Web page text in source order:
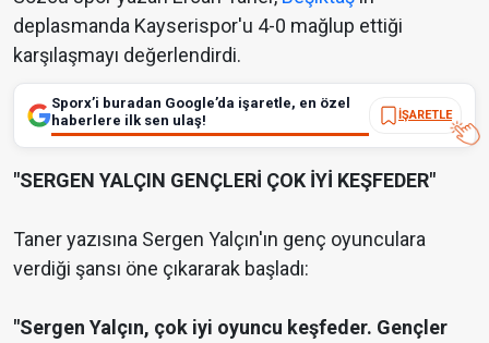
deplasmanda Kayserispor'u 4-0 mağlup ettiği
karşılaşmayı değerlendirdi.
Sporx’i buradan Google’da işaretle, en özel
haberlere ilk sen ulaş!
İŞARETLE
"SERGEN YALÇIN GENÇLERİ ÇOK İYİ KEŞFEDER"
Taner yazısına Sergen Yalçın'ın genç oyunculara
verdiği şansı öne çıkararak başladı:
"Sergen Yalçın, çok iyi oyuncu keşfeder. Gençler